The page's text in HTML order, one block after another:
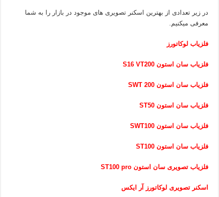
در زیر تعدادی از بهترین اسکنر تصویری های موجود در بازار را به شما
معرفی میکنیم.
فلزیاب لوکاتورز
فلزیاب سان استون S16 VT200
فلزیاب سان استون SWT 200
فلزیاب سان استون ST50
فلزیاب سان استون SWT100
فلزیاب سان استون ST100
فلزیاب تصویری سان استون ST100 pro
اسکنر تصویری لوکاتورز آر ایکس